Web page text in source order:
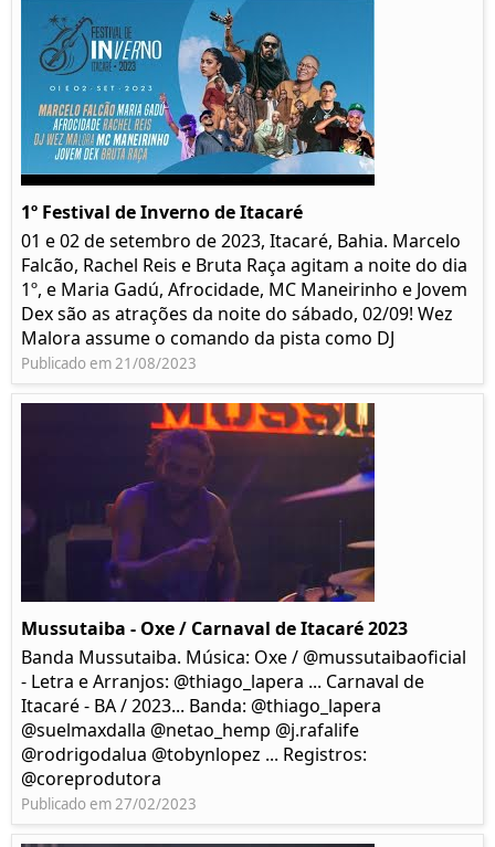
1º Festival de Inverno de Itacaré
01 e 02 de setembro de 2023, Itacaré, Bahia. Marcelo
Falcão, Rachel Reis e Bruta Raça agitam a noite do dia
1º, e Maria Gadú, Afrocidade, MC Maneirinho e Jovem
Dex são as atrações da noite do sábado, 02/09! Wez
Malora assume o comando da pista como DJ
Publicado em 21/08/2023
Mussutaiba - Oxe / Carnaval de Itacaré 2023
Banda Mussutaiba. Música: Oxe / @mussutaibaoficial
- Letra e Arranjos: @thiago_lapera ... Carnaval de
Itacaré - BA / 2023... Banda: @thiago_lapera
@suelmaxdalla @netao_hemp @j.rafalife
@rodrigodalua @tobynlopez ... Registros:
@coreprodutora
Publicado em 27/02/2023